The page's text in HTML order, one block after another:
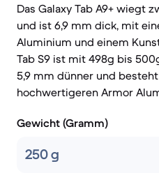
Das Galaxy Tab A9+ wiegt
und ist 6,9 mm dick, mit
Aluminium und einem
Tab S9 ist mit 498g bis
5,9 mm dünner und
hochwertigeren Armor
Gewicht (Gramm)
250 g